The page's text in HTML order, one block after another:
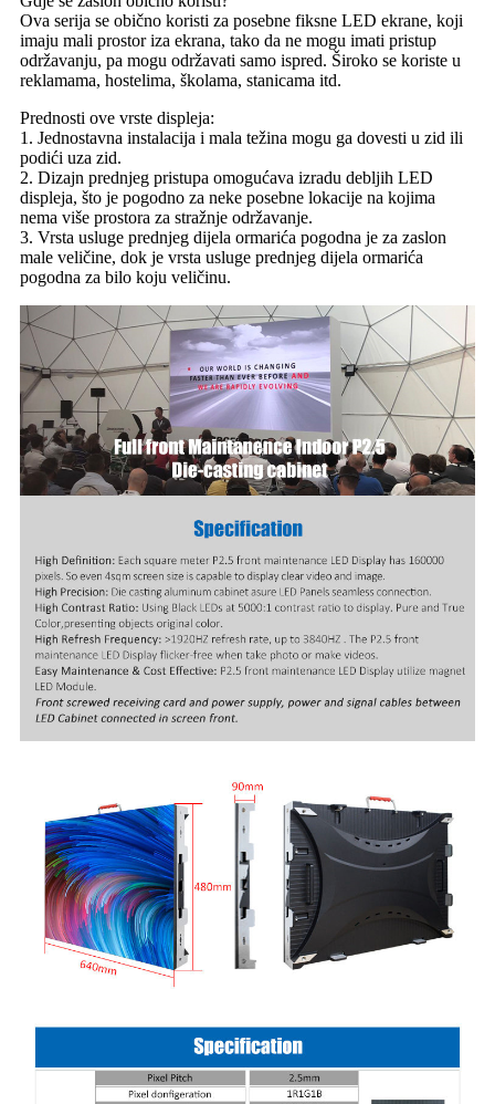
Ova serija se obično koristi za posebne fiksne LED ekrane, koji
imaju mali prostor iza ekrana, tako da ne mogu imati pristup
održavanju, pa mogu održavati samo ispred. Široko se koriste u
reklamama, hostelima, školama, stanicama itd.
Prednosti ove vrste displeja:
1. Jednostavna instalacija i mala težina mogu ga dovesti u zid ili
podići uza zid.
2. Dizajn prednjeg pristupa omogućava izradu debljih LED
displeja, što je pogodno za neke posebne lokacije na kojima
nema više prostora za stražnje održavanje.
3. Vrsta usluge prednjeg dijela ormarića pogodna je za zaslon
male veličine, dok je vrsta usluge prednjeg dijela ormarića
pogodna za bilo koju veličinu.